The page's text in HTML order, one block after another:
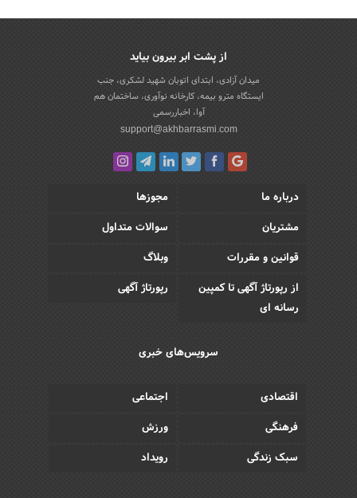
از پشت ابر بیرون بیاید
میدان آزادی، ابتدای اتوبان شهید لشکری، جنب
ایستگاه مترو بیمه، کارخانه نوآوری، ساختمان هم
آوا، اخباررسمی
support@akhbarrasmi.com
درباره ما
مجوزها
مشتریان
سوالات متداول
قوانین و مقررات
وبلاگ
از رپورتاژ آگهی تا کمپین
رسانه ای
رپورتاژ آگهی
سرویس‌های خبری
اقتصادی
اجتماعی
فرهنگی
ورزش
سبک زندگی
رویداد